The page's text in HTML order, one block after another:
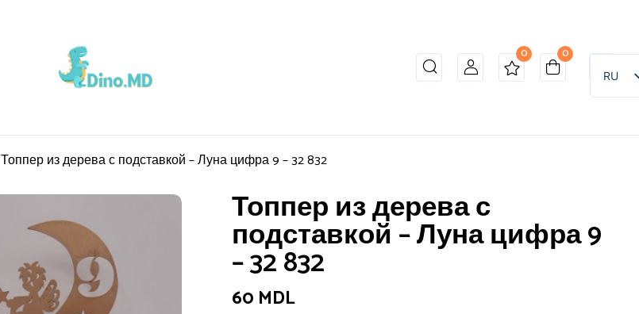
0 0
RU
Топпер из дерева с подставкой – Луна цифра 9 – 32 832
Топпер из дерева с
подставкой – Луна цифра 9
– 32 832
60 MDL